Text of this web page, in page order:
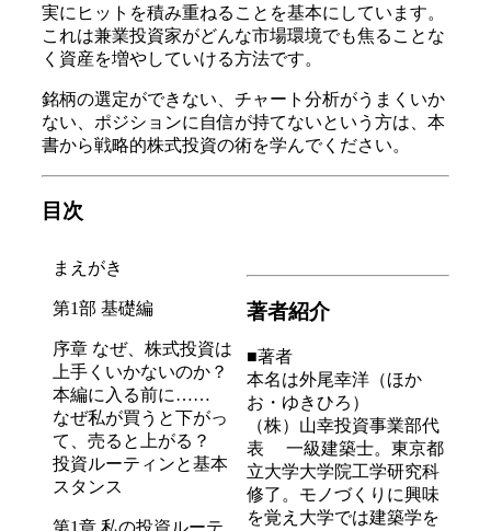
実にヒットを積み重ねることを基本にしています。
これは兼業投資家がどんな市場環境でも焦ることな
く資産を増やしていける方法です。
銘柄の選定ができない、チャート分析がうまくいか
ない、ポジションに自信が持てないという方は、本
書から戦略的株式投資の術を学んでください。
目次
まえがき
第1部 基礎編
序章 なぜ、株式投資は
上手くいかないのか？
本編に入る前に……
なぜ私が買うと下がっ
て、売ると上がる？
投資ルーティンと基本
スタンス
第1章 私の投資ルーテ
著者紹介
■著者
本名は外尾幸洋（ほか
お・ゆきひろ）
（株）山幸投資事業部代
表 一級建築士。東京都
立大学大学院工学研究科
修了。モノづくりに興味
を覚え大学では建築学を